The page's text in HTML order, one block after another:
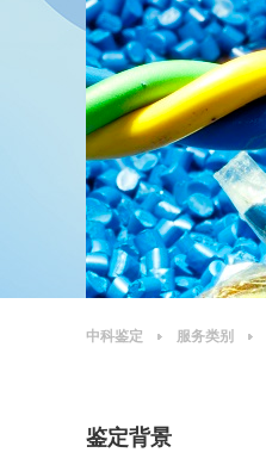
中科鉴定 服务类别
鉴定背景